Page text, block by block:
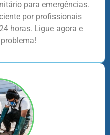
para emergências.
por profissionais
horas. Ligue agora e